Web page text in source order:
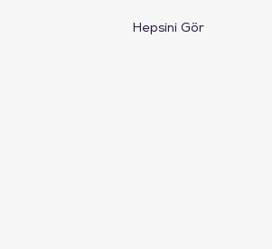
Hepsini Gör